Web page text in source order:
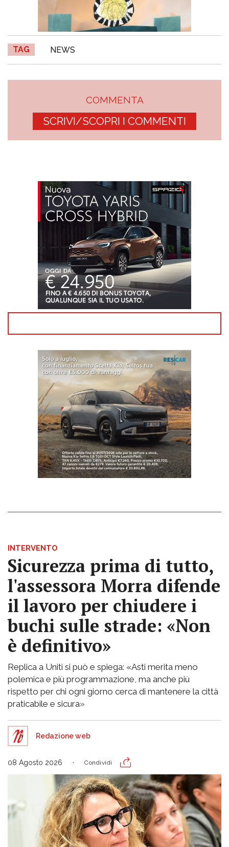
TAG NEWS
COMMENTA
SCRIVI/SCOPRI I COMMENTI
INTERVENTO
Sicurezza prima di tutto,
l'assessora Morra difende
il lavoro per chiudere i
buchi sulle strade: «Non
è definitivo»
Replica a Uniti si può e spiega: «Asti merita meno
polemica e più programmazione, ma anche più
rispetto per chi ogni giorno cerca di mantenere la città
praticabile e sicura»
Redazione web
08 Agosto 2026 Condividi